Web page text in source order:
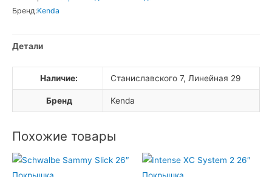
Бренд:Kenda
Детали
Наличие: Станиславского 7, Линейная 29
Бренд Kenda
Похожие товары